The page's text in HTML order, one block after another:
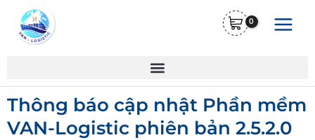
Thông báo cập nhật Phần mềm
VAN-Logistic phiên bản 2.5.2.0